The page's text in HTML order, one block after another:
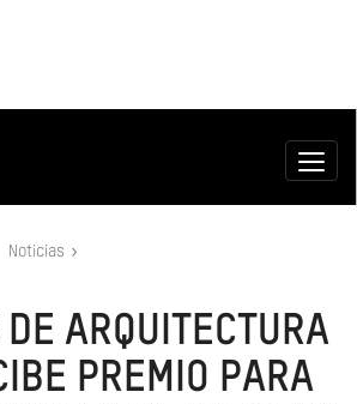
Noticias
DE ARQUITECTURA
PREMIO PARA